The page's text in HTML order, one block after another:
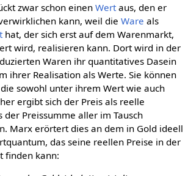
zwar schon einen Wertaus, den er
kann, weil die Ware als
hat, der sich erst auf dem Warenmarkt,
wird, realisieren kann. Dort wird in der
Waren ihr quantitatives Dasein
ihrer Realisation als Werte. Sie können
sowohl unter ihrem Wert wie auch
ergibt sich der Preis als reelle
Preissumme aller im Tausch
Marx erörtert dies an dem in Gold ideell
das seine reellen Preise in der
finden kann: